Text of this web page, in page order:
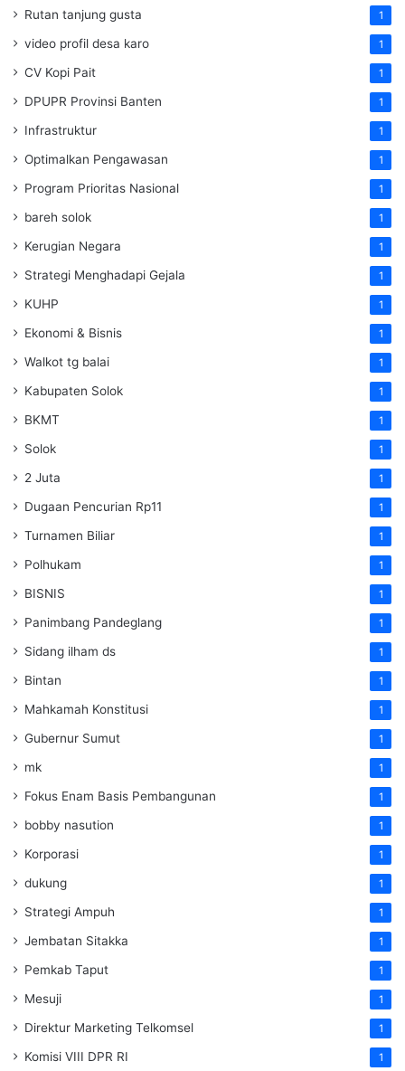
Rutan tanjung gusta 1
video profil desa karo 1
CV Kopi Pait 1
DPUPR Provinsi Banten 1
Infrastruktur 1
Optimalkan Pengawasan 1
Program Prioritas Nasional 1
bareh solok 1
Kerugian Negara 1
Strategi Menghadapi Gejala 1
KUHP 1
Ekonomi & Bisnis 1
Walkot tg balai 1
Kabupaten Solok 1
BKMT 1
Solok 1
2 Juta 1
Dugaan Pencurian Rp11 1
Turnamen Biliar 1
Polhukam 1
BISNIS 1
Panimbang Pandeglang 1
Sidang ilham ds 1
Bintan 1
Mahkamah Konstitusi 1
Gubernur Sumut 1
mk 1
Fokus Enam Basis Pembangunan 1
bobby nasution 1
Korporasi 1
dukung 1
Strategi Ampuh 1
Jembatan Sitakka 1
Pemkab Taput 1
Mesuji 1
Direktur Marketing Telkomsel 1
Komisi VIII DPR RI 1